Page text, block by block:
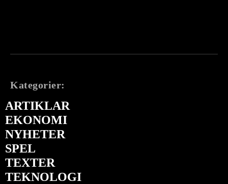
Kategorier:
ARTIKLAR
EKONOMI
NYHETER
SPEL
TEXTER
TEKNOLOGI